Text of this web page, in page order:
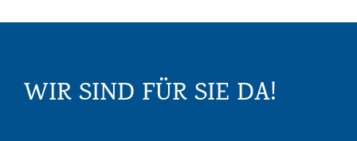
WIR SIND FÜR SIE DA!